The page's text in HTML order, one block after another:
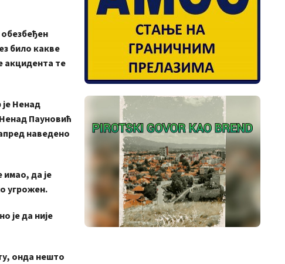
било какве
акцидента те
Ненад
Пауновић
наведено
да је
угрожен.
је да није
онда нешто